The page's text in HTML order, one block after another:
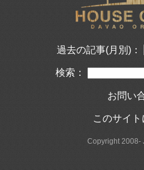
過去の記事(月別)：
検索：
お問い
このサイト
Copyright 2008-